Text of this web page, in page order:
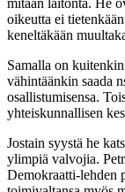
oikeutta ei
keneltäkään
Samalla on
vähintäänkin saada
osallistumisensa.
yhteiskunnallisen
Jostain syystä he
ylimpiä valvojia.
Demokraatti-lehden